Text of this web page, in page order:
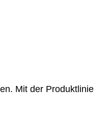
Mit der Produktlinie